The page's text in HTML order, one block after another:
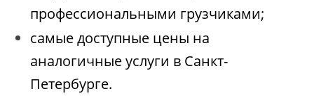
профессиональными грузчиками;
самые доступные цены на
аналогичные услуги в Санкт-
Петербурге.